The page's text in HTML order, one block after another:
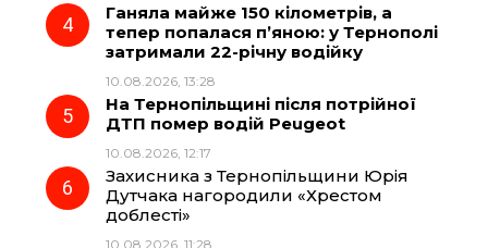
Ганяла майже 150 кілометрів, а
тепер попалася п’яною: у Тернополі
затримали 22-річну водійку
10.08.2026, 13:28
На Тернопільщині після потрійної
ДТП помер водій Peugeot
10.08.2026, 12:17
Захисника з Тернопільщини Юрія
Дутчака нагородили «Хрестом
доблесті»
10.08.2026, 11:28